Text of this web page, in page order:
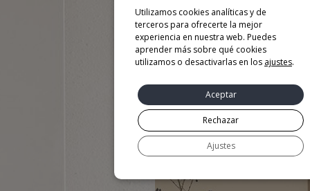
Utilizamos cookies analíticas y de
terceros para ofrecerte la mejor
experiencia en nuestra web. Puedes
aprender más sobre qué cookies
utilizamos o desactivarlas en los ajustes.
Aceptar
Rechazar
Ajustes